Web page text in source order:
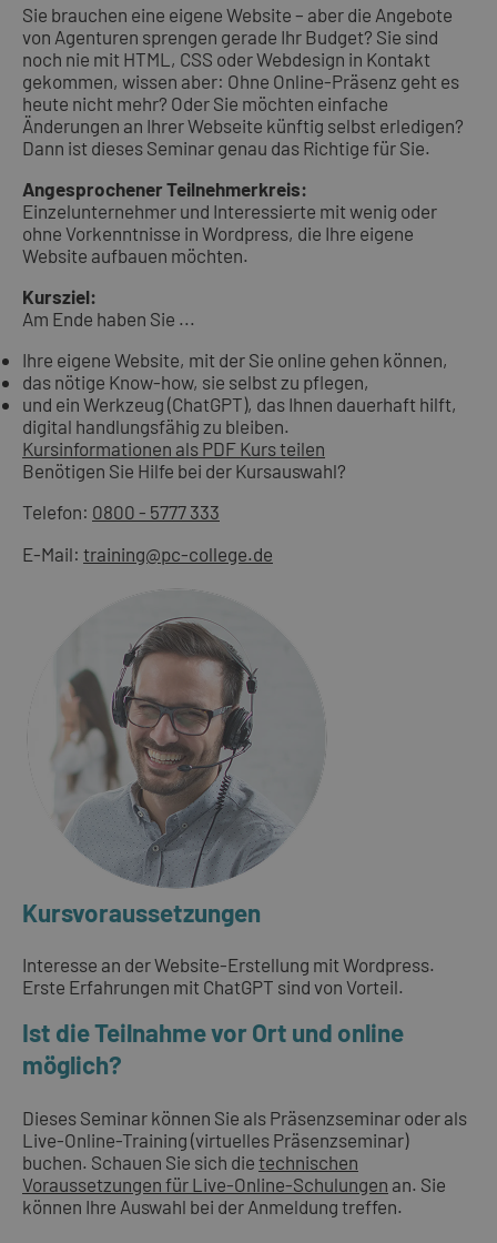
Sie brauchen eine eigene Website – aber die Angebote
von Agenturen sprengen gerade Ihr Budget? Sie sind
noch nie mit HTML, CSS oder Webdesign in Kontakt
gekommen, wissen aber: Ohne Online-Präsenz geht es
heute nicht mehr? Oder Sie möchten einfache
Änderungen an Ihrer Webseite künftig selbst erledigen?
Dann ist dieses Seminar genau das Richtige für Sie.
Angesprochener Teilnehmerkreis:
Einzelunternehmer und Interessierte mit wenig oder
ohne Vorkenntnisse in Wordpress, die Ihre eigene
Website aufbauen möchten.
Kursziel:
Am Ende haben Sie ...
Ihre eigene Website, mit der Sie online gehen können,
das nötige Know-how, sie selbst zu pflegen,
und ein Werkzeug (ChatGPT), das Ihnen dauerhaft hilft,
digital handlungsfähig zu bleiben.
Kursinformationen als PDF Kurs teilen
Benötigen Sie Hilfe bei der Kursauswahl?
Telefon: 0800 - 5777 333
E-Mail: training@pc-college.de
Kursvoraussetzungen
Interesse an der Website-Erstellung mit Wordpress.
Erste Erfahrungen mit ChatGPT sind von Vorteil.
Ist die Teilnahme vor Ort und online
möglich?
Dieses Seminar können Sie als Präsenzseminar oder als
Live-Online-Training (virtuelles Präsenzseminar)
buchen. Schauen Sie sich die technischen
Voraussetzungen für Live-Online-Schulungen an. Sie
können Ihre Auswahl bei der Anmeldung treffen.